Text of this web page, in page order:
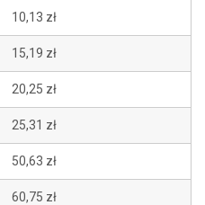
10,13 zł
15,19 zł
20,25 zł
25,31 zł
50,63 zł
60,75 zł